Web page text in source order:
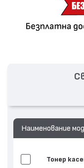
Наименование
Тонер